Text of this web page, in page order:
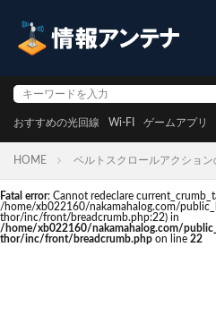
おすすめの光回線 Wi-FI ゲームアプリ
HOME ベルトスクロールアクショ
Fatal error: Cannot redeclare
/home/xb022160/nakamahalog.com/
thor/inc/front/breadcrumb.php:22) in
/home/xb022160/nakamahalog.com/
thor/inc/front/breadcrumb.php on line 22